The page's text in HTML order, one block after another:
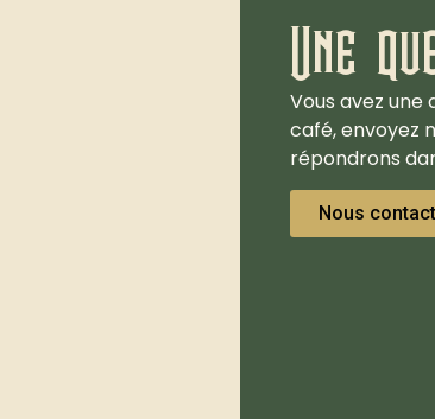
Une
Vous avez une
café, envoyez
répondrons
Nous